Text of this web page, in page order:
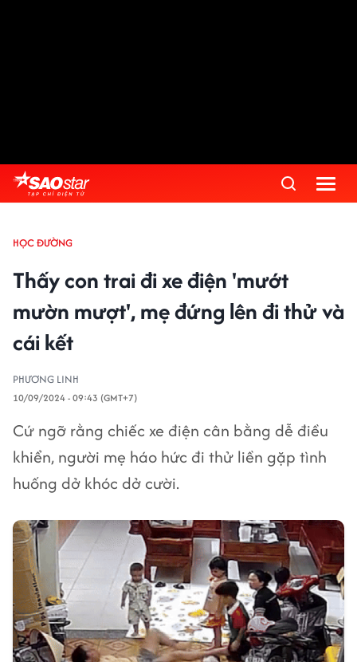
HỌC ĐƯỜNG
Thấy con trai đi xe điện 'mướt
mườn mượt', mẹ đứng lên đi thử và
cái kết
PHƯƠNG LINH
10/09/2024 - 09:43 (GMT+7)
Cứ ngỡ rằng chiếc xe điện cân bằng dễ điều
khiển, người mẹ háo hức đi thử liền gặp tình
huống dở khóc dở cười.